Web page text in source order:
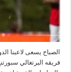
الصباح يسعى لاعبنا
فريقه البرتغالي